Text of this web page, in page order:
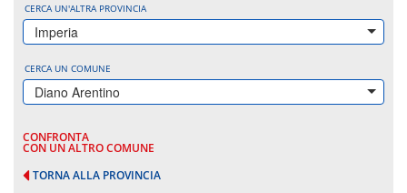
CERCA UN'ALTRA PROVINCIA
Imperia
CERCA UN COMUNE
Diano Arentino
CONFRONTA
CON UN ALTRO COMUNE
TORNA ALLA PROVINCIA